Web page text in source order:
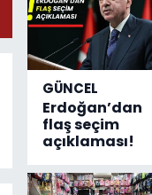
GÜNCEL
Erdoğan’dan
flaş seçim
açıklaması!